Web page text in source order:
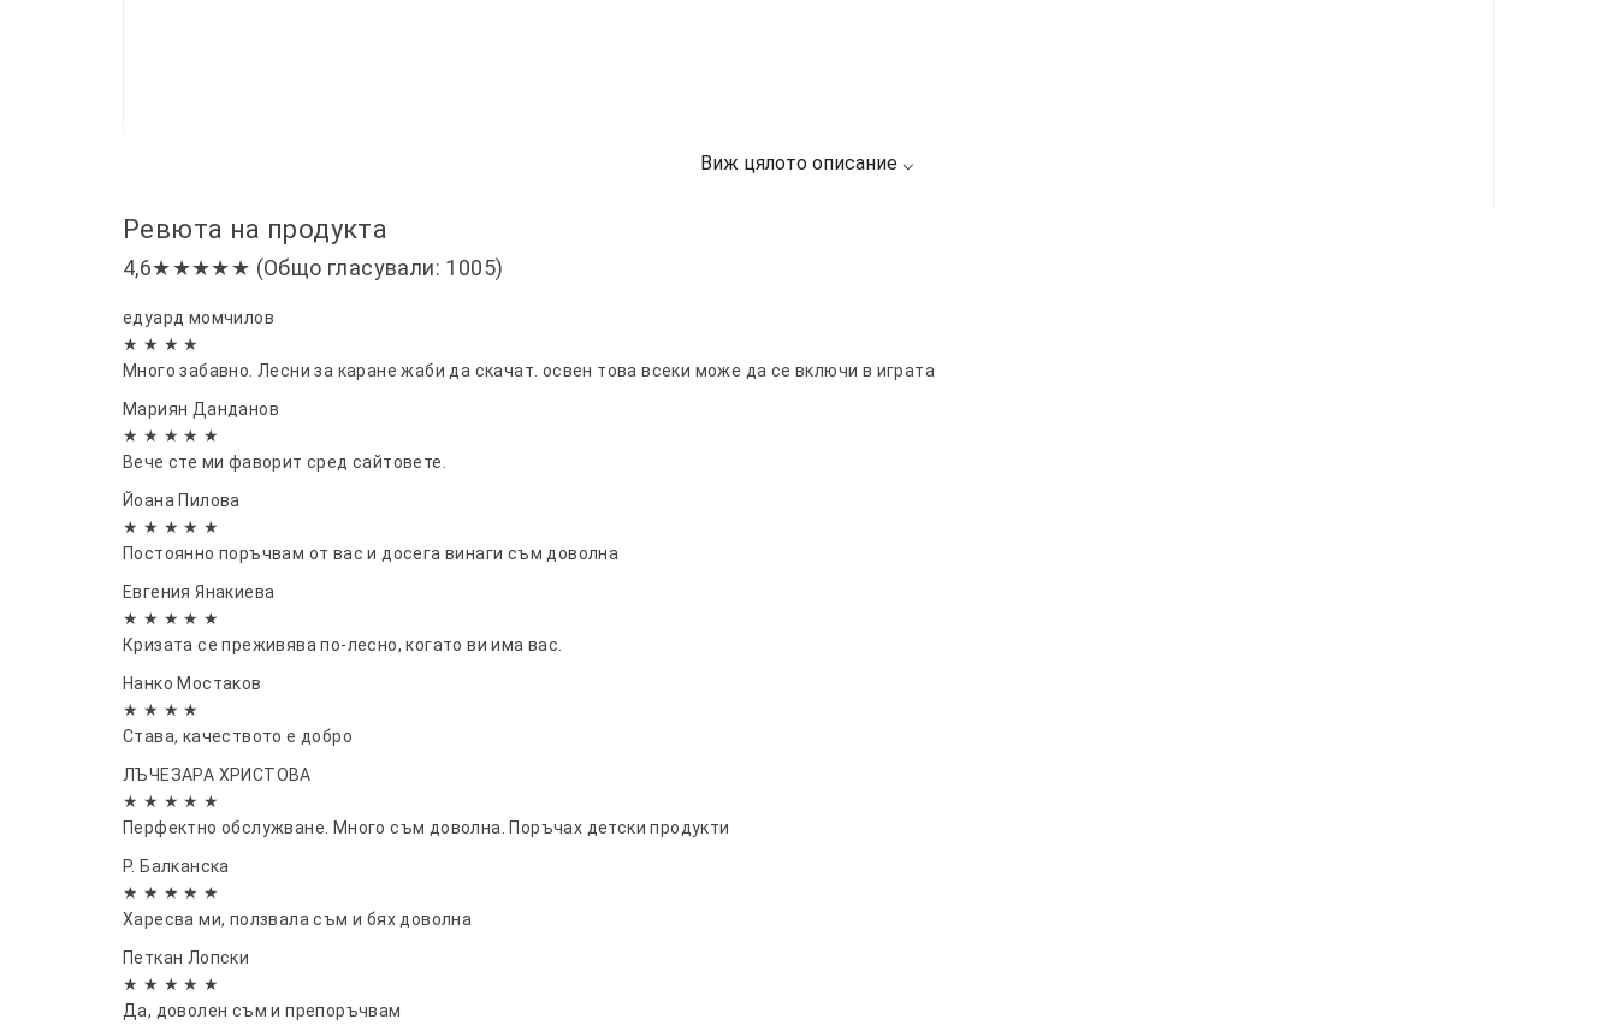
Ревюта на продукта
4,6★★★★★ (Общо гласували: 1005)
едуард момчилов
★ ★ ★ ★
Много забавно. Лесни за каране жаби да скачат. освен това всеки може да се включи в играта
Мариян Данданов
★ ★ ★ ★ ★
Вече сте ми фаворит сред сайтовете.
Йоана Пилова
★ ★ ★ ★ ★
Постоянно поръчвам от вас и досега винаги съм доволна
Евгения Янакиева
★ ★ ★ ★ ★
Кризата се преживява по-лесно, когато ви има вас.
Нанко Мостаков
★ ★ ★ ★
Става, качеството е добро
ЛЪЧЕЗАРА ХРИСТОВА
★ ★ ★ ★ ★
Перфектно обслужване. Много съм доволна. Поръчах детски продукти
Р. Балканска
★ ★ ★ ★ ★
Харесва ми, ползвала съм и бях доволна
Петкан Лопски
★ ★ ★ ★ ★
Да, доволен съм и препоръчвам